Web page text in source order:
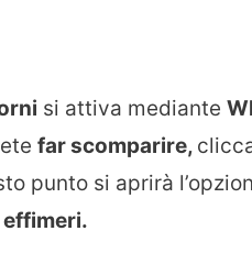
si attiva mediante
far scomparire,
punto si aprirà